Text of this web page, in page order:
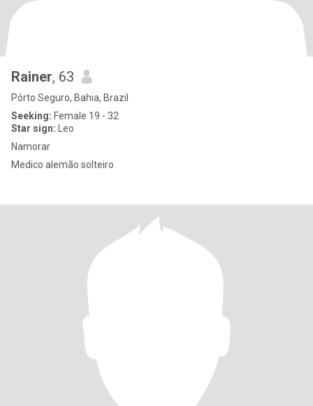
Rainer, 63
Pôrto Seguro, Bahia, Brazil
Seeking: Female 19 - 32
Star sign: Leo
Namorar
Medico alemão solteiro